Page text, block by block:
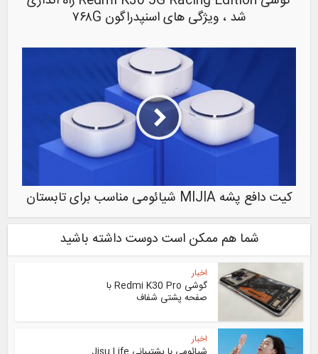
شد ، ویژگی های اسنپدراگون ۷۶۸G
کیت دافع پشه MIJIA شیائومی مناسب برای تابستان
شما هم ممکن است دوست داشته باشید
اخبار
گوشی Redmi K30 Pro با
صفحه پشتی شفاف
اخبار